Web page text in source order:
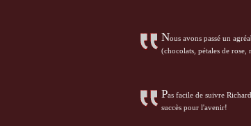
Nous avons passé un
(chocolats, pétales de
Pas facile de suivre
succès pour l'avenir!